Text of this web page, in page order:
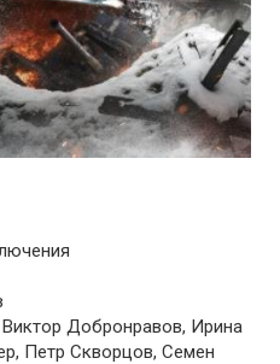
Добронравов, Ирина
Петр Скворцов, Семен